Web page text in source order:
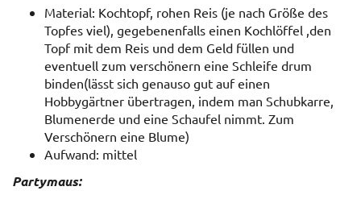
Material: Kochtopf, rohen Reis (je nach Größe des
Topfes viel), gegebenenfalls einen Kochlöffel ,den
Topf mit dem Reis und dem Geld füllen und
eventuell zum verschönern eine Schleife drum
binden(lässt sich genauso gut auf einen
Hobbygärtner übertragen, indem man Schubkarre,
Blumenerde und eine Schaufel nimmt. Zum
Verschönern eine Blume)
Aufwand: mittel
Partymaus: